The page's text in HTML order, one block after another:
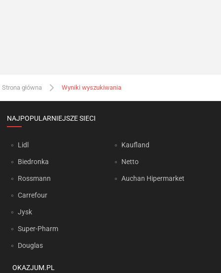
Strona główna Wyniki wyszukiwania
NAJPOPULARNIEJSZE SIECI
Lidl
Biedronka
Rossmann
Carrefour
Jysk
Super-Pharm
Douglas
Kaufland
Netto
Auchan Hipermarket
OKAZJUM.PL